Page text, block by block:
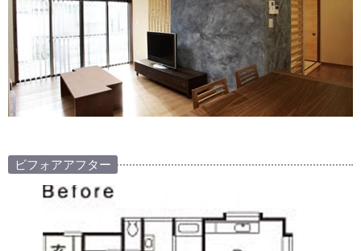
ビフォアアフター